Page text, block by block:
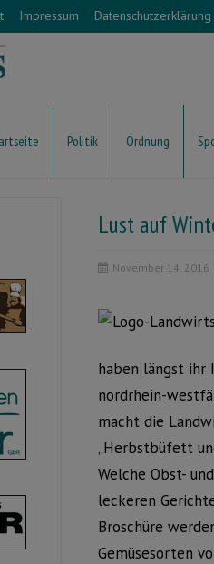
Impressum Datenschutzerklärung
Politik Ordnung
Lust auf
November 14, 2016
haben längst ihr
nordrhein-
macht die
„Herbstbüfett
Welche Obst-
leckeren
Broschüre
Gemüsesorten